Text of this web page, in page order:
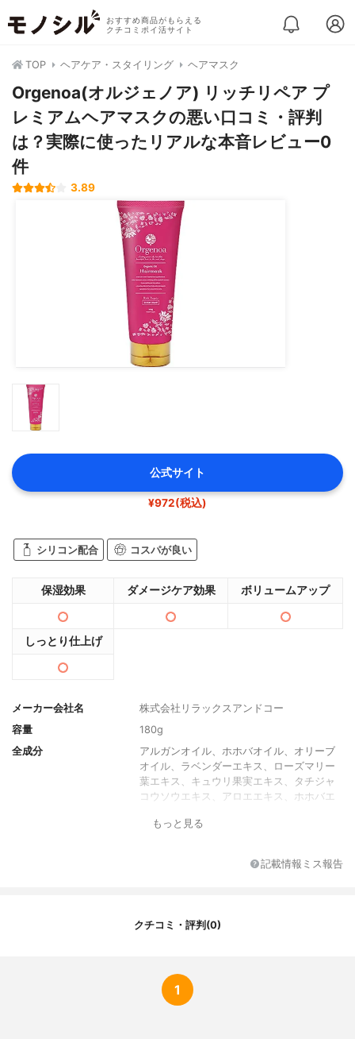
おすすめ商品がもらえる
クチコミポイ活サイト
TOP ヘアケア・スタイリング ヘアマスク
Orgenoa(オルジェノア) リッチリペア プ
レミアムヘアマスクの悪い口コミ・評判
は？実際に使ったリアルな本音レビュー0
件
3.89
公式サイト
¥972(税込)
シリコン配合 コスパが良い
保湿効果 ダメージケア効果 ボリュームアップ
しっとり仕上げ
メーカー会社名
株式会社リラックスアンドコー
容量
180g
全成分
アルガンオイル、ホホバオイル、オリーブ
オイル、ラベンダーエキス、ローズマリー
葉エキス、キュウリ果実エキス、タチジャ
コウソウエキス、アロエエキス、ホホバエ
アルロン酸、パールエキス
もっと見る
記載情報ミス報告
クチコミ・評判(0)
1